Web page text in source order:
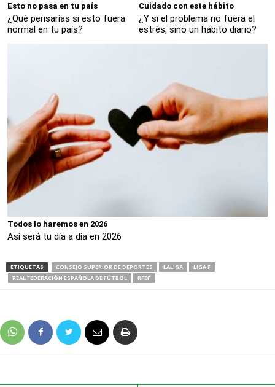
Esto no pasa en tu país
¿Qué pensarías si esto fuera
normal en tu país?
Cuidado con este hábito
¿Y si el problema no fuera el
estrés, sino un hábito diario?
Todos lo haremos en 2026
Así será tu día a día en 2026
ETIQUETAS CONSEJO SUPERIOR DE DEPORTES LALIGA
LIGA F
REAL FEDERACIÓN ESPAÑOLA DE FÚTBOL
RFEF